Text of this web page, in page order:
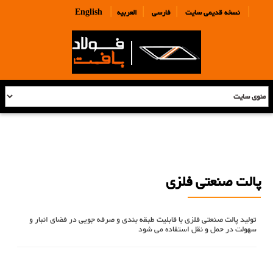
English | نسخه قدیمی سایت| فارسی| العربیه |
پالت صنعتی فلزی
تولید پالت صنعتی فلزی با قابلیت طبقه بندی و صرفه جویی در فضای انبار و
سهولت در حمل و نقل استفاده می شود